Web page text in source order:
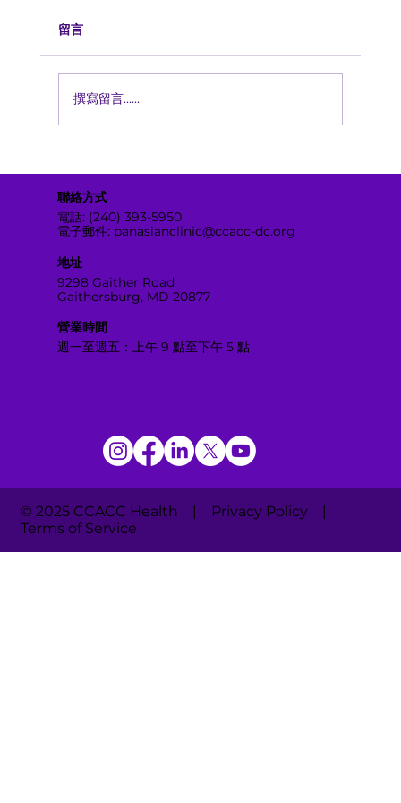
CCACC 健康中心泛亞門診新址隆重揭幕
留言
撰寫留言......
聯絡方式
電話: (240) 393-5950
電子郵件: panasianclinic@ccacc-dc.org
地址
9298 Gaither Road
Gaithersburg, MD 20877
營業時間
週一至週五：上午 9 點至下午 5 點
© 2025 CCACC Health | Privacy Policy |
Terms of Service